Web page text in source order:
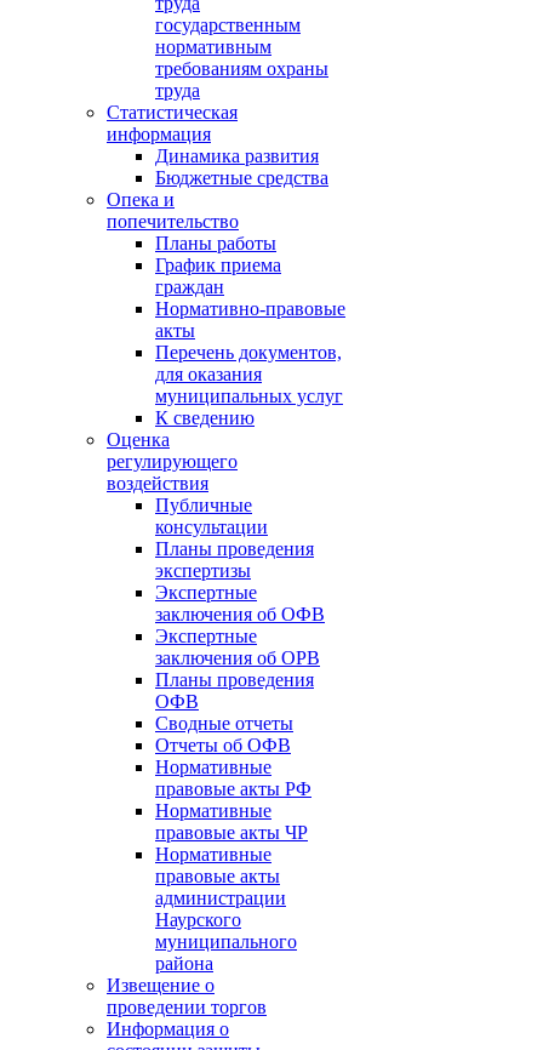
государственным
нормативным
требованиям охраны
труда
Статистическая
информация
Динамика развития
Бюджетные средства
Опека и
попечительство
Планы работы
График приема
граждан
Нормативно-правовые
акты
Перечень документов,
для оказания
муниципальных услуг
К сведению
Оценка
регулирующего
воздействия
Публичные
консультации
Планы проведения
экспертизы
Экспертные
заключения об ОФВ
Экспертные
заключения об ОРВ
Планы проведения
ОФВ
Сводные отчеты
Отчеты об ОФВ
Нормативные
правовые акты РФ
Нормативные
правовые акты ЧР
Нормативные
правовые акты
администрации
Наурского
муниципального
района
Извещение о
проведении торгов
Информация о